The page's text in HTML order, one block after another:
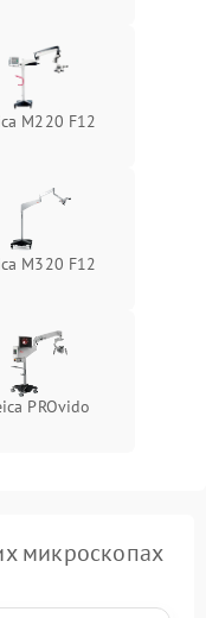
M220 F12
M320 F12
PROvido
микроскопах